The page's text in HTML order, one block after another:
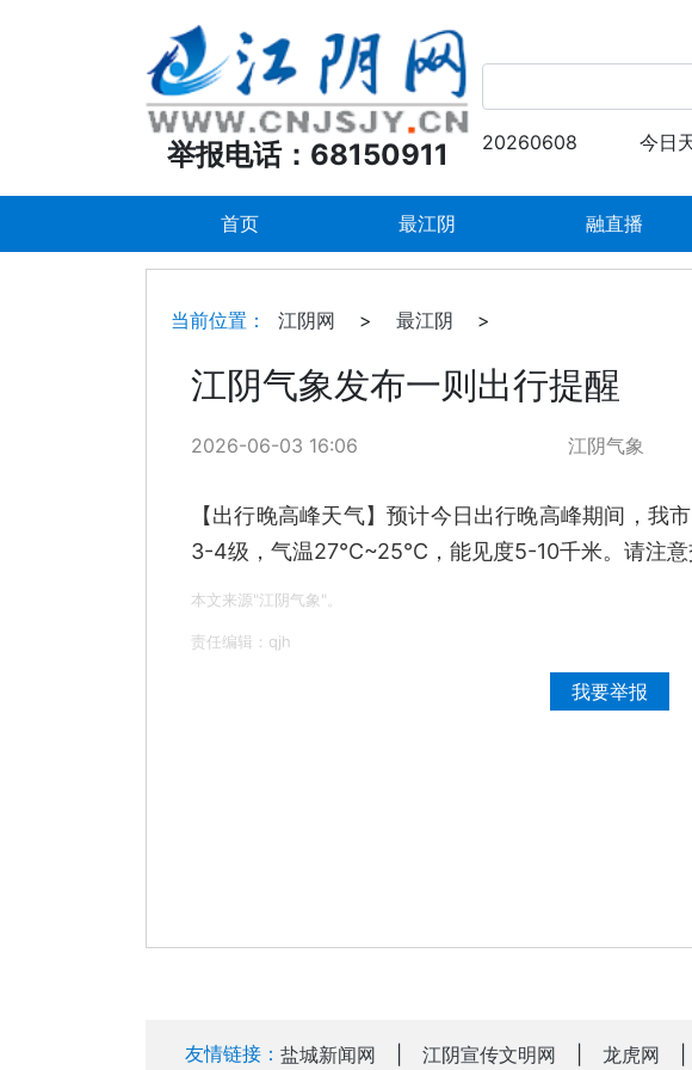
举报电话：68150911 20260608 今日
首页 最江阴 融直播
当前位置： 江阴网 > 最江阴 >
江阴气象发布一则出行提醒
2026-06-03 16:06 江阴气象
【出行晚高峰天气】预计今日出行晚高峰期间，我
3-4级，气温27℃~25℃，能见度5-10千米。请注意
本文来源"江阴气象"。
责任编辑：qjh
我要举报
友情链接： 盐城新闻网 江阴宣传文明网 龙虎网